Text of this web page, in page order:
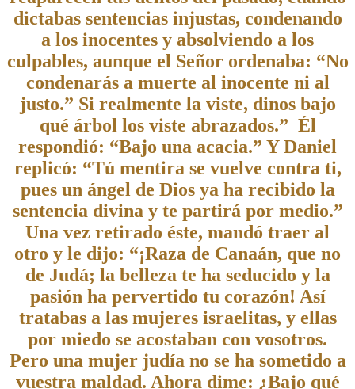
dictabas sentencias injustas, condenando
a los inocentes y absolviendo a los
culpables, aunque el Señor ordenaba: “No
condenarás a muerte al inocente ni al
justo.” Si realmente la viste, dinos bajo
qué árbol los viste abrazados.” Él
respondió: “Bajo una acacia.” Y Daniel
replicó: “Tú mentira se vuelve contra ti,
pues un ángel de Dios ya ha recibido la
sentencia divina y te partirá por medio.”
Una vez retirado éste, mandó traer al
otro y le dijo: “¡Raza de Canaán, que no
de Judá; la belleza te ha seducido y la
pasión ha pervertido tu corazón! Así
tratabas a las mujeres israelitas, y ellas
por miedo se acostaban con vosotros.
Pero una mujer judía no se ha sometido a
vuestra maldad. Ahora dime: ¿Bajo qué